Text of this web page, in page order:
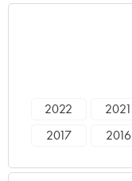
2022 2021
2017
2016